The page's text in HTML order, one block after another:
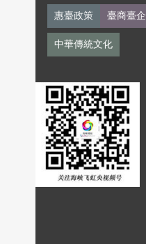
惠臺政策 臺商臺企
中華傳統文化